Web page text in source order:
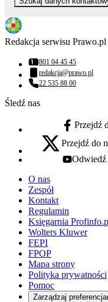
Redakcja serwisu Prawo.pl
Numer telefonu:
801 04 45 45
Adres email:
redakcja@prawo.pl
Numer telefonu:
22 535 88 00
Śledź nas
facebook -
Przejdź
x - otwiera się w nowej
Przejdź do
youtube -
Odwiedź
O nas
Zespół
Kontakt
Regulamin
Księgarnia
Wolters Kluwer
FEPI
FPOP
Mapa strony
Polityka prywatności
Pomoc
Zarządzaj